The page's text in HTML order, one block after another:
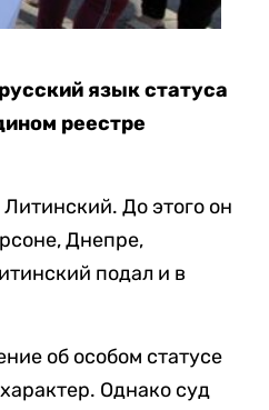
язык статуса
реестре
До этого он
Днепре,
подал и в
об особом статусе
Однако суд